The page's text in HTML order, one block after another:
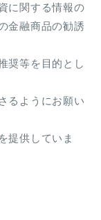
に関する情報の
金融商品の勧誘
奨等を目的とし
るようにお願い
提供していま